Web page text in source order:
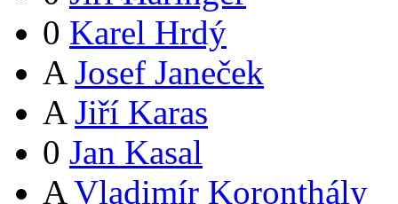
0 Karel Hrdý
A Josef Janeček
A Jiří Karas
0 Jan Kasal
A Vladimír Koronthály